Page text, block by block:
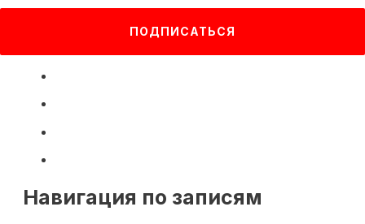
Навигация по записям
ПОДПИСАТЬСЯ